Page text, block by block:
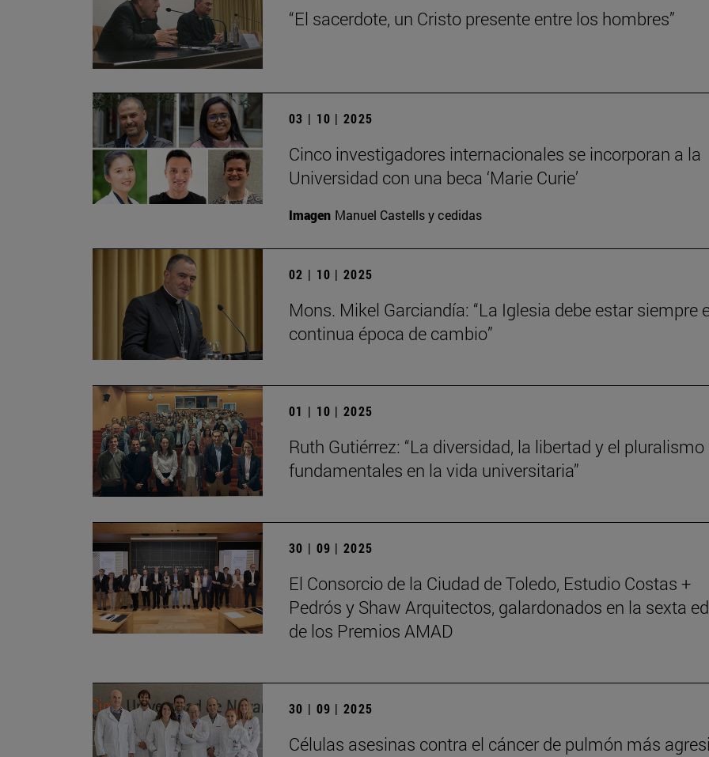
“El sacerdote, un Cristo presente entre los hombres”
03 | 10 | 2025
Cinco investigadores internacionales se incorporan a la
Universidad con una beca ‘Marie Curie’
Imagen Manuel Castells y cedidas
02 | 10 | 2025
Mons. Mikel Garciandía: “La Iglesia debe estar siempre
continua época de cambio”
01 | 10 | 2025
Ruth Gutiérrez: “La diversidad, la libertad y el
fundamentales en la vida universitaria”
30 | 09 | 2025
El Consorcio de la Ciudad de Toledo, Estudio Costas +
Pedrós y Shaw Arquitectos, galardonados en la sexta
de los Premios AMAD
30 | 09 | 2025
Células asesinas contra el cáncer de pulmón más